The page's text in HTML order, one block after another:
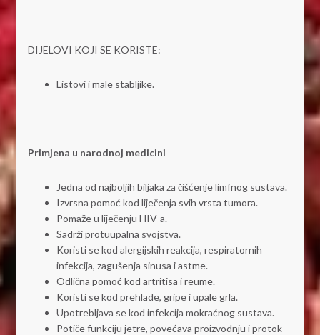
DIJELOVI KOJI SE KORISTE:
Listovi i male stabljike.
Primjena u narodnoj medicini
Jedna od najboljih biljaka za čišćenje limfnog sustava.
Izvrsna pomoć kod liječenja svih vrsta tumora.
Pomaže u liječenju HIV-a.
Sadrži protuupalna svojstva.
Koristi se kod alergijskih reakcija, respiratornih
infekcija, zagušenja sinusa i astme.
Odlična pomoć kod artritisa i reume.
Koristi se kod prehlade, gripe i upale grla.
Upotrebljava se kod infekcija mokraćnog sustava.
Potiče funkciju jetre, povećava proizvodnju i protok